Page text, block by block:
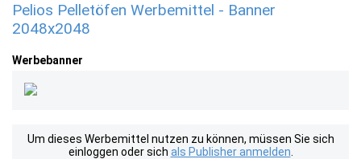
Pelios Pelletöfen Werbemittel - Banner
2048x2048
Werbebanner
Um dieses Werbemittel nutzen zu können, müssen Sie sich
einloggen oder sich als Publisher anmelden